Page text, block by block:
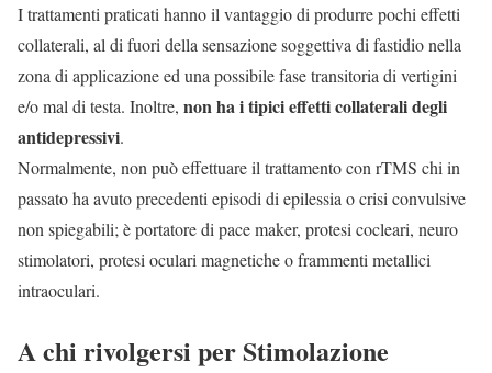
I trattamenti praticati hanno il vantaggio di produrre pochi effetti
collaterali, al di fuori della sensazione soggettiva di fastidio nella
zona di applicazione ed una possibile fase transitoria di vertigini
e/o mal di testa. Inoltre, non ha i tipici effetti collaterali degli
antidepressivi.
Normalmente, non può effettuare il trattamento con rTMS chi in
passato ha avuto precedenti episodi di epilessia o crisi convulsive
non spiegabili; è portatore di pace maker, protesi cocleari, neuro
stimolatori, protesi oculari magnetiche o frammenti metallici
intraoculari.
A chi rivolgersi per Stimolazione